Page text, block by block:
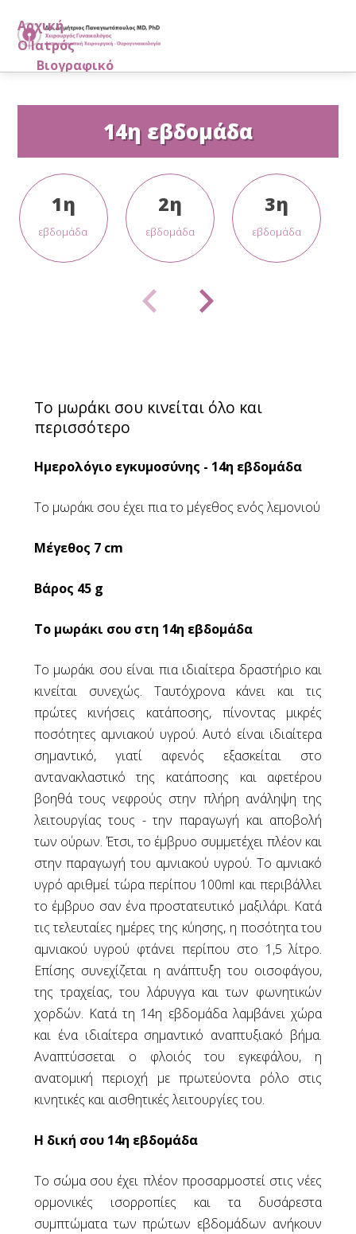
Αρχική
Ο Ιατρός
Βιογραφικό
Μέλος επιστημονικών εταιρειών
Μαρτυρίες Ασθενών
Πιστοποίηση TÜV
Λαπαροσκοπική Χειρουργική
Η Εξειδίκευσή μας
Τα Προτερήματα
Μέθοδοι - Υστεροσκόπηση
Λαπαροσκοπική Αφαίρεση Ινομυωμάτων
Λαπαροσκοπική Χειρουργική Πρόπτωσης
Μήτρας / Κυστεοκήλης / Ορθοκήλης -
Προτερήματα
Κυστεοκήλη
Ορθοκήλη
Πρόπτωση Μήτρας-Κόλπου
Λαπαροσκοπική Χειρουργική της Ακράτειας
Λαπαροσκοπική Χειρουργική της
Ενδομητρίωσης
Πρόπτωση
Πρόπτωση Μήτρας - Κόλπου
Κυστεοκήλη
Ορθοκήλη
Γιατί Λαπαροσκοπική Τεχνική στην
Πρόπτωση;
Ακράτεια Ούρων
Ακράτεια Ούρων
Θεραπεία της Ακράτειας Ούρων
Επιπλοκές Κολπικών Πλεγμάτων και
Ταινιών Ακράτειας
Γυναικολογία
HPV και Παθολογία Τραχήλου
Αντισύλληψη
Εμμηνόπαυση - Θεραπεία Ορμονικής
Υποκατάστασης
Εμμηνόπαυση
Ενδομητρίωση
Καρκίνος του Τραχήλου της Μήτρας
Κολποσκόπηση
Λαπαροσκοπική Αφαίρεση Ινομυωμάτων
Λαπαροσκοπική Χειρουργική της
Ενδομητρίωσης
Το Εμβόλιο HPV
14η εβδομάδα
1η
εβδομάδα
2η
εβδομάδα
3η
εβδομάδα
Το μωράκι σου κινείται όλο και
περισσότερο
Ημερολόγιο εγκυμοσύνης - 14η εβδομάδα
Το μωράκι σου έχει πια το μέγεθος ενός λεμονιού
Μέγεθος 7 cm
Βάρος 45 g
Το μωράκι σου στη 14η εβδομάδα
Το μωράκι σου είναι πια ιδιαίτερα δραστήριο και
κινείται συνεχώς. Ταυτόχρονα κάνει και τις
πρώτες κινήσεις κατάποσης, πίνοντας μικρές
ποσότητες αμνιακού υγρού. Αυτό είναι ιδιαίτερα
σημαντικό, γιατί αφενός εξασκείται στο
αντανακλαστικό της κατάποσης και αφετέρου
βοηθά τους νεφρούς στην πλήρη ανάληψη της
λειτουργίας τους - την παραγωγή και αποβολή
των ούρων. Έτσι, το έμβρυο συμμετέχει πλέον και
στην παραγωγή του αμνιακού υγρού. Το αμνιακό
υγρό αριθμεί τώρα περίπου 100ml και περιβάλλει
το έμβρυο σαν ένα προστατευτικό μαξιλάρι. Κατά
τις τελευταίες ημέρες της κύησης, η ποσότητα του
αμνιακού υγρού φτάνει περίπου στο 1,5 λίτρο.
Επίσης συνεχίζεται η ανάπτυξη του οισοφάγου,
της τραχείας, του λάρυγγα και των φωνητικών
χορδών. Κατά τη 14η εβδομάδα λαμβάνει χώρα
και ένα ιδιαίτερα σημαντικό αναπτυξιακό βήμα.
Αναπτύσσεται ο φλοιός του εγκεφάλου, η
ανατομική περιοχή με πρωτεύοντα ρόλο στις
κινητικές και αισθητικές λειτουργίες του.
Η δική σου 14η εβδομάδα
Το σώμα σου έχει πλέον προσαρμοστεί στις νέες
ορμονικές ισορροπίες και τα δυσάρεστα
συμπτώματα των πρώτων εβδομάδων ανήκουν